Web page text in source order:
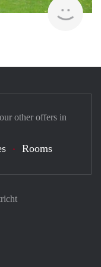
other offers in
Rooms